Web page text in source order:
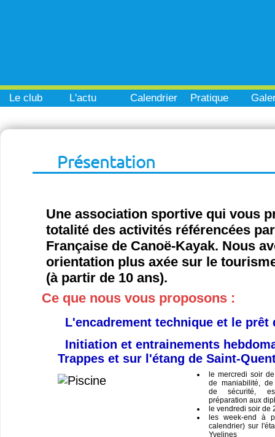
Le club L'actu Calendrier Pratique
Présentation
Une association sportive qui vous
totalité des activités référencées
Française de Canoë-Kayak. Nous
orientation plus axée sur le
(à partir de 10 ans).
Ce que nous vous proposons :
L'encadrement technique et le prêt
Initiation et entrainements
Trappes et sur l'étang de Saint-
le mercredi soir
de maniabilité,
de sécurité,
préparation aux
le vendredi soir de
les week-end à
calendrier) sur
Yvelines